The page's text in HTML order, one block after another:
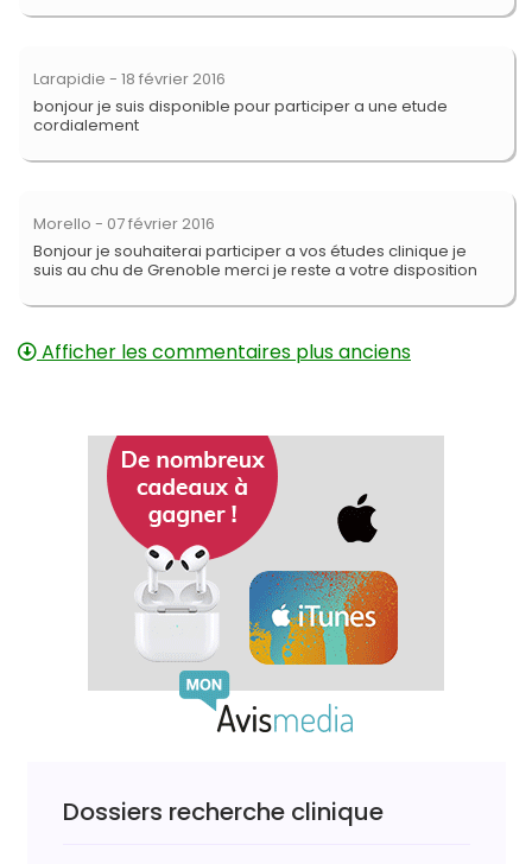
Larapidie - 18 février 2016
bonjour je suis disponible pour participer a une etude
cordialement
Morello - 07 février 2016
Bonjour je souhaiterai participer a vos études clinique je
suis au chu de Grenoble merci je reste a votre disposition
Afficher les commentaires plus anciens
Dossiers recherche clinique